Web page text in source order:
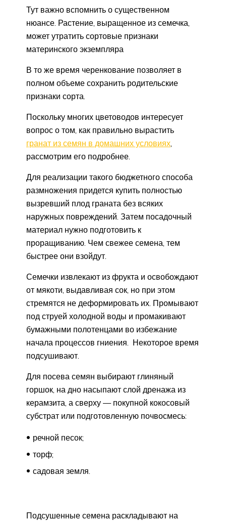
Тут важно вспомнить о существенном
нюансе. Растение, выращенное из семечка,
может утратить сортовые признаки
материнского экземпляра
В то же время черенкование позволяет в
полном объеме сохранить родительские
признаки сорта.
Поскольку многих цветоводов интересует
вопрос о том, как правильно вырастить
гранат из семян в домашних условиях,
рассмотрим его подробнее.
Для реализации такого бюджетного способа
размножения придется купить полностью
вызревший плод граната без всяких
наружных повреждений. Затем посадочный
материал нужно подготовить к
проращиванию. Чем свежее семена, тем
быстрее они взойдут.
Семечки извлекают из фрукта и освобождают
от мякоти, выдавливая сок, но при этом
стремятся не деформировать их. Промывают
под струей холодной воды и промакивают
бумажными полотенцами во избежание
начала процессов гниения. Некоторое время
подсушивают.
Для посева семян выбирают глиняный
горшок, на дно насыпают слой дренажа из
керамзита, а сверху — покупной кокосовый
субстрат или подготовленную почвосмесь:
речной песок;
торф;
садовая земля.
Подсушенные семена раскладывают на